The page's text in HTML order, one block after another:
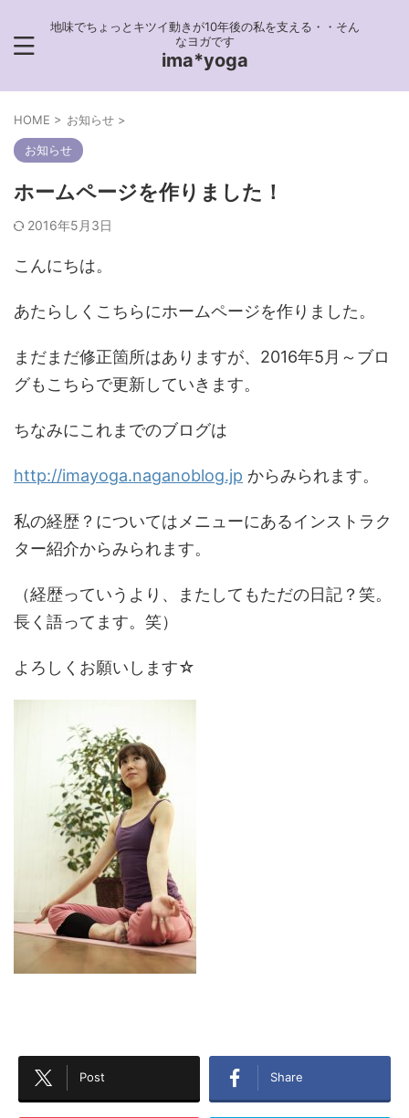
地味でちょっとキツイ動きが10年後の私を支える・・そん
なヨガです
ima*yoga
HOME > お知らせ >
お知らせ
ホームページを作りました！
2016年5月3日
こんにちは。
あたらしくこちらにホームページを作りました。
まだまだ修正箇所はありますが、2016年5月～ブロ
グもこちらで更新していきます。
ちなみにこれまでのブログは
http://imayoga.naganoblog.jp からみられます。
私の経歴？についてはメニューにあるインストラク
ター紹介からみられます。
（経歴っていうより、またしてもただの日記？笑。
長く語ってます。笑）
よろしくお願いします☆
Post Share